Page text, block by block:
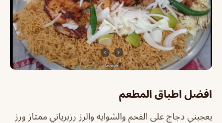
افضل اطباق المطعم
يعجبني دجاج على الفحم والشوايه والرز رزبرياني ممتاز ورز